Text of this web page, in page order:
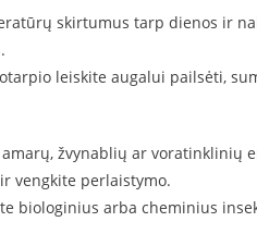
skirtumus tarp dienos ir
leiskite augalui pailsėti,
žvynablių ar voratinklinių
vengkite perlaistymo.
biologinius arba cheminius